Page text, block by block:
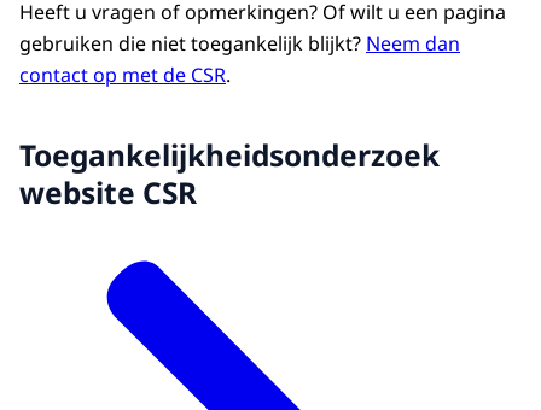
Heeft u vragen of opmerkingen? Of wilt u een pagina
gebruiken die niet toegankelijk blijkt? Neem dan
contact op met de CSR.
Toegankelijkheidsonderzoek
website CSR